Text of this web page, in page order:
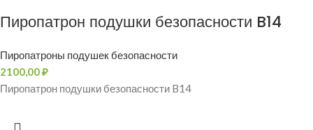
Пиропатрон подушки безопасности B14
Пиропатроны подушек безопасности
2100,00₽
Пиропатрон подушки безопасности B14